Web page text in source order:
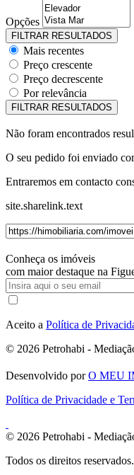
Opções
Mais recentes
Preço crescente
Preço decrescente
Por relevância
Não foram encontrados
O seu pedido foi enviado
Entraremos em contacto
site.sharelink.text
Conheça os imóveis
com maior destaque na
Aceito a Política de
© 2026 Petrohabi -
Desenvolvido porO MEU
Política de Privacidade e
© 2026 Petrohabi -
Todos os direitos reservados.